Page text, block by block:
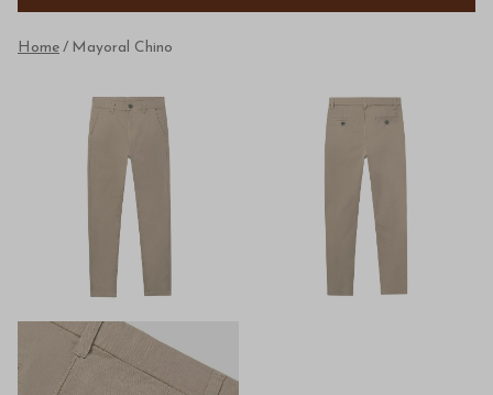
Bestel
kinderkleding
hoge
kwaliteit
onze
webshop
Home Mayoral Chino